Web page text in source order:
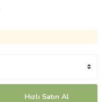
Hızlı Satın Al